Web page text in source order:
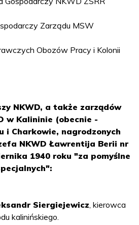
Zarządu MSW
Obozów Pracy i Kolonii
NKWD, a także zarządów
w Kalininie (obecnie -
i Charkowie, nagrodzonych
NKWD Ławrentija Berii nr
1940 roku "za pomyślne
Siergiejewicz , kierowca
kalinińskiego.